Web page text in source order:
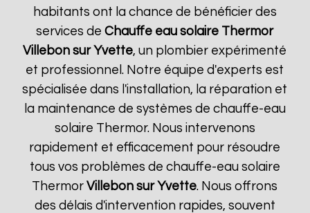
habitants ont la chance de bénéficier des
services deChauffe eau solaire Thermor
Villebon sur Yvette, un plombier expérimenté
et professionnel. Notre équipe d'experts est
spécialisée dans l'installation, la réparation et
la maintenance de systèmes de chauffe-eau
solaire Thermor. Nous intervenons
rapidement et efficacement pour résoudre
tous vos problèmes de chauffe-eau solaire
ThermorVillebon sur Yvette. Nous offrons
des délais d'intervention rapides, souvent